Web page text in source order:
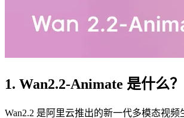
1. Wan2.2‑Animate 是什么？
Wan2.2 是阿里云推出的新一代多模态视频